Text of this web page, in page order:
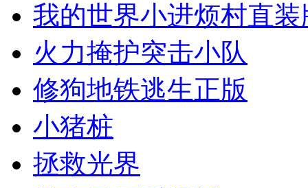
我的世界小进烦村直装
火力掩护突击小队
修狗地铁逃生正版
小猪桩
拯救光界